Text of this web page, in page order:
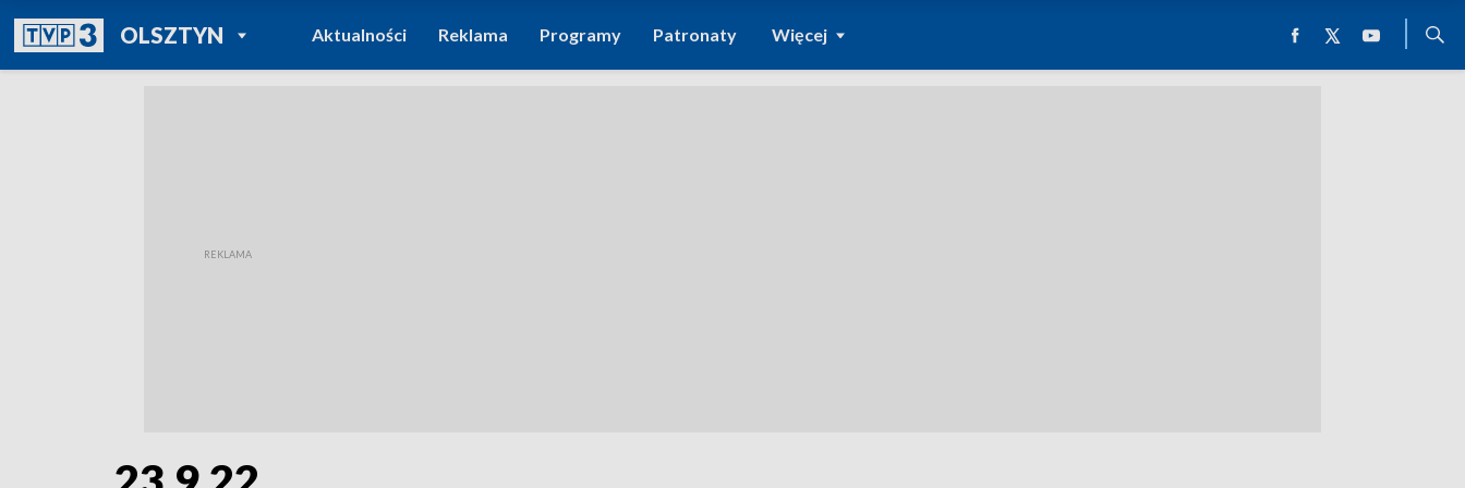
OLSZTYNPOWRÓT DO
TVP REGIONY
Aktualności Reklama Programy Patronaty Więcej